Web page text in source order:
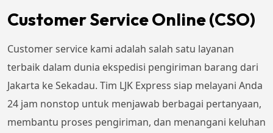
Customer Service Online (CSO)
Customer service kami adalah salah satu layanan
terbaik dalam dunia ekspedisi pengiriman barang dari
Jakarta ke Sekadau. Tim LJK Express siap melayani Anda
24 jam nonstop untuk menjawab berbagai pertanyaan,
membantu proses pengiriman, dan menangani keluhan